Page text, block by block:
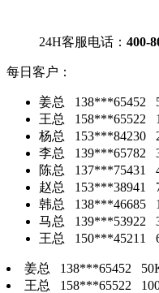
24H客服电话： 400-
每日客户：
姜总 138***65452
王总 158***65522
杨总 153***84230
李总 139***65782
陈总 137***75431
赵总 153***38941
韩总 138***46685
马总 139***53922
王总 150***45211
姜总 138***65452
王总 158***65522